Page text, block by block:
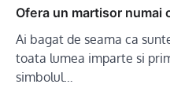
Ofera un martisor numai
Ai bagat de seama ca
toata lumea imparte si
simbolul…